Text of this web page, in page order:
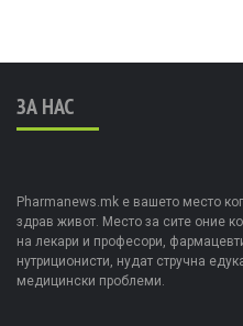
ЗА НАС
Pharmanews.mk е вашето место
здрав живот. Место за сите оние
на лекари и професори,
нутриционисти, нудат стручна
медицински проблеми.